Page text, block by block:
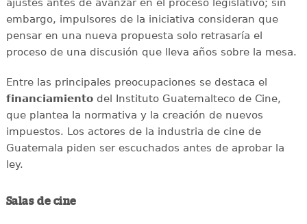
ajustes antes de avanzar en el proceso legislativo; sin
embargo, impulsores de la iniciativa consideran que
pensar en una nueva propuesta solo retrasaría el
proceso de una discusión que lleva años sobre la mesa.
Entre las principales preocupaciones se destaca el
financiamientodel Instituto Guatemalteco de Cine,
que plantea la normativa y la creación de nuevos
impuestos. Los actores de la industria de cine de
Guatemala piden ser escuchados antes de aprobar la
ley.
Salas de cine